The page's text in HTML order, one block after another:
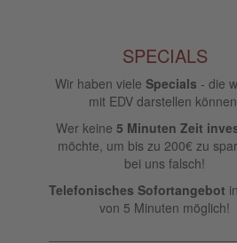
SPECIALS
Wir haben viele Specials - die
mit EDV darstellen können.
Wer keine 5 Minuten Zeit
möchte, um bis zu 200€ zu
bei uns falsch!
Telefonisches Sofortangebot
von 5 Minuten möglich!